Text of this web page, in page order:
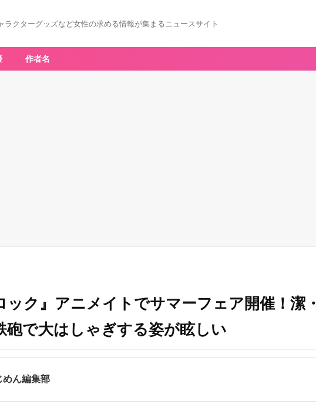
ラクターグッズなど女性の求める情報が集まるニュースサイト
作者名
ック』アニメイトでサマーフェア開催！潔・
砲で大はしゃぎする姿が眩しい
めん編集部